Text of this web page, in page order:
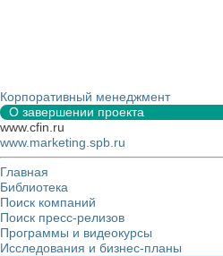
Корпоративный менеджмент
О завершении проекта
www.cfin.ru
www.marketing.spb.ru
Главная
Библиотека
Поиск компаний
Поиск пресс-релизов
Программы и видеокурсы
Исследования и бизнес-планы